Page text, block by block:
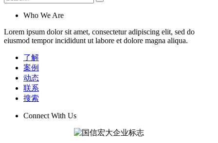
Who We Are
Lorem ipsum dolor sit amet, consectetur adipiscing elit, sed do
eiusmod tempor incididunt ut labore et dolore magna aliqua.
了解
案例
动态
联系
搜索
Connect With Us